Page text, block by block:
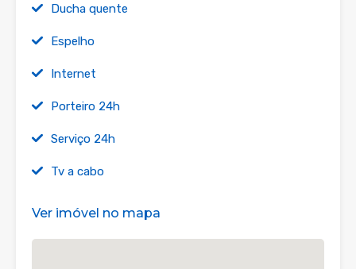
Ducha quente
Espelho
Internet
Porteiro 24h
Serviço 24h
Tv a cabo
Ver imóvel no mapa